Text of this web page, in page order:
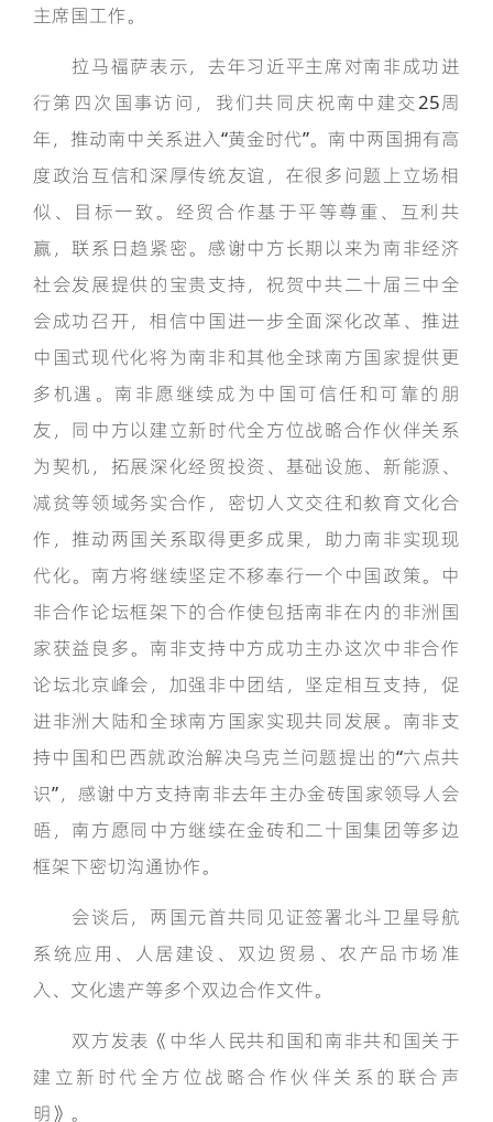
主席国工作。
拉马福萨表示，去年习近平主席对南非成功进
行第四次国事访问，我们共同庆祝南中建交25周
年，推动南中关系进入“黄金时代”。南中两国拥有高
度政治互信和深厚传统友谊，在很多问题上立场相
似、目标一致。经贸合作基于平等尊重、互利共
赢，联系日趋紧密。感谢中方长期以来为南非经济
社会发展提供的宝贵支持，祝贺中共二十届三中全
会成功召开，相信中国进一步全面深化改革、推进
中国式现代化将为南非和其他全球南方国家提供更
多机遇。南非愿继续成为中国可信任和可靠的朋
友，同中方以建立新时代全方位战略合作伙伴关系
为契机，拓展深化经贸投资、基础设施、新能源、
减贫等领域务实合作，密切人文交往和教育文化合
作，推动两国关系取得更多成果，助力南非实现现
代化。南方将继续坚定不移奉行一个中国政策。中
非合作论坛框架下的合作使包括南非在内的非洲国
家获益良多。南非支持中方成功主办这次中非合作
论坛北京峰会，加强非中团结，坚定相互支持，促
进非洲大陆和全球南方国家实现共同发展。南非支
持中国和巴西就政治解决乌克兰问题提出的“六点共
识”，感谢中方支持南非去年主办金砖国家领导人会
晤，南方愿同中方继续在金砖和二十国集团等多边
框架下密切沟通协作。
会谈后，两国元首共同见证签署北斗卫星导航
系统应用、人居建设、双边贸易、农产品市场准
入、文化遗产等多个双边合作文件。
双方发表《中华人民共和国和南非共和国关于
建立新时代全方位战略合作伙伴关系的联合声
明》。